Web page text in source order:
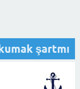
şartmı